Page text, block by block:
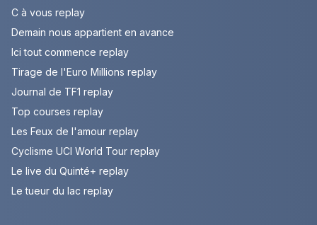
C à vous replay
Demain nous appartient en avance
Ici tout commence replay
Tirage de l'Euro Millions replay
Journal de TF1 replay
Top courses replay
Les Feux de l'amour replay
Cyclisme UCI World Tour replay
Le live du Quinté+ replay
Le tueur du lac replay